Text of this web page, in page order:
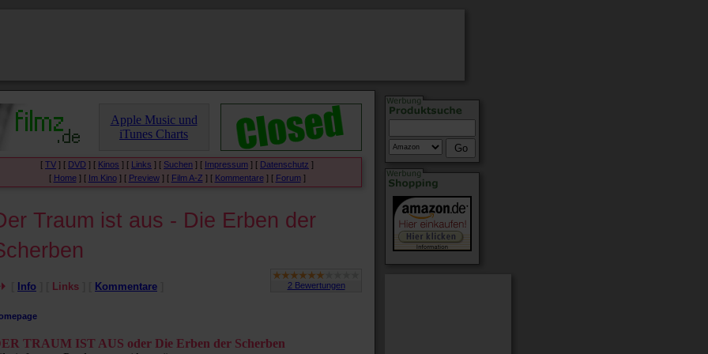
Apple Music und
iTunes Charts
[ TV ] [ DVD ] [ Kinos ] [ Links ] [ Suchen ] [ Impressum ] [ Datenschutz ]
[ Home] [ Im Kino] [ Preview] [ Film A-Z ] [ Kommentare] [ Forum]
Traum ist aus - Die Erben der
Info Links Kommentare
TRAUM IST AUS oder Die Erben der Scherben